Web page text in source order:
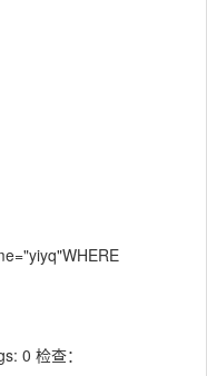
0 检查：